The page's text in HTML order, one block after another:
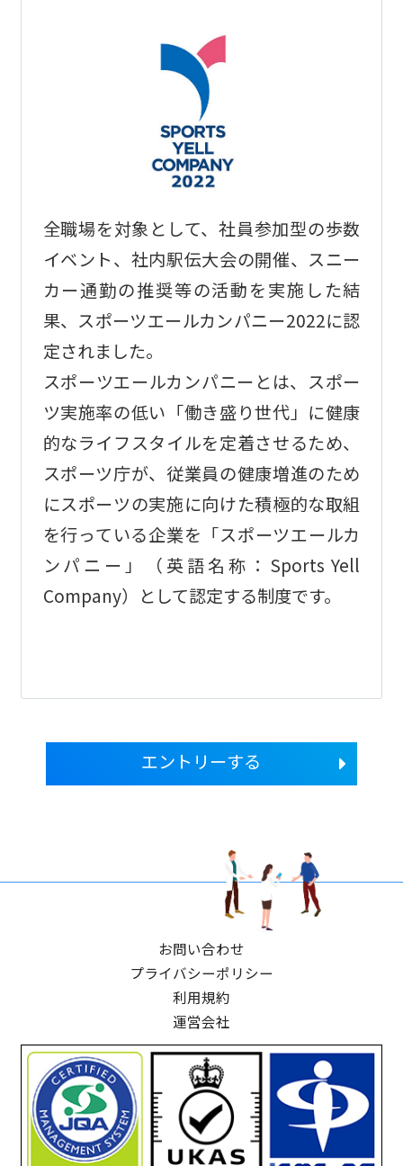
全職場を対象として、社員参加型の歩数
イベント、社内駅伝大会の開催、スニー
カー通勤の推奨等の活動を実施した結
果、スポーツエールカンパニー2022に認
定されました。
スポーツエールカンパニーとは、スポー
ツ実施率の低い「働き盛り世代」に健康
的なライフスタイルを定着させるため、
スポーツ庁が、従業員の健康増進のため
にスポーツの実施に向けた積極的な取組
を行っている企業を「スポーツエールカ
ンパニー」（英語名称：Sports Yell
Company）として認定する制度です。
エントリーする
お問い合わせ
プライバシーポリシー
利用規約
運営会社